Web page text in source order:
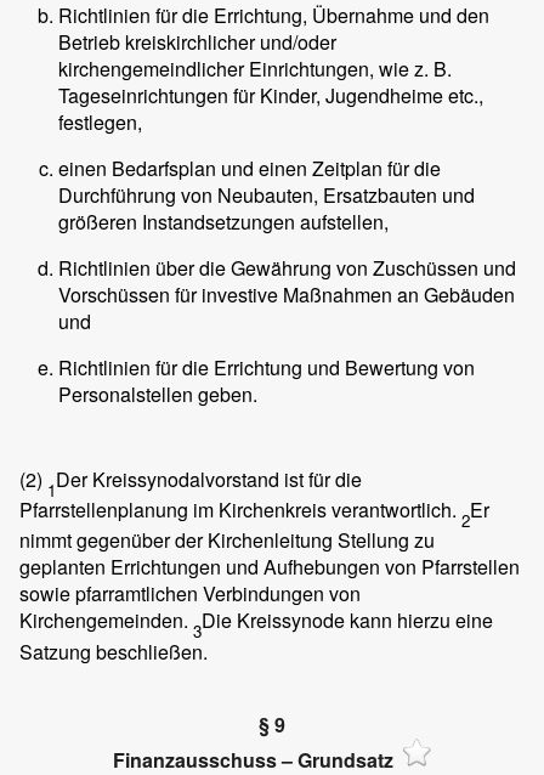
Richtlinien für die Errichtung, Übernahme und den
Betrieb kreiskirchlicher und/oder
kirchengemeindlicher Einrichtungen, wie z. B.
Tageseinrichtungen für Kinder, Jugendheime etc.,
festlegen,
einen Bedarfsplan und einen Zeitplan für die
Durchführung von Neubauten, Ersatzbauten und
größeren Instandsetzungen aufstellen,
Richtlinien über die Gewährung von Zuschüssen und
Vorschüssen für investive Maßnahmen an Gebäuden
und
Richtlinien für die Errichtung und Bewertung von
Personalstellen geben.
(2) 1Der Kreissynodalvorstand ist für die
Pfarrstellenplanung im Kirchenkreis verantwortlich. 2Er
nimmt gegenüber der Kirchenleitung Stellung zu
geplanten Errichtungen und Aufhebungen von Pfarrstellen
sowie pfarramtlichen Verbindungen von
Kirchengemeinden. 3Die Kreissynode kann hierzu eine
Satzung beschließen.
§ 9
Finanzausschuss – Grundsatz